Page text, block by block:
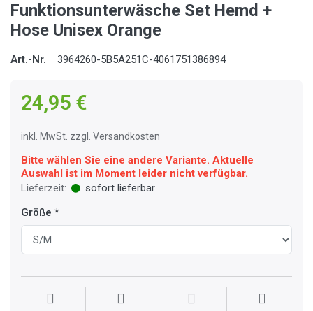
Funktionsunterwäsche Set Hemd +
Hose Unisex Orange
Art.-Nr. 3964260-5B5A251C-4061751386894
24,95 €
inkl. MwSt. zzgl. Versandkosten
Bitte wählen Sie eine andere Variante. Aktuelle
Auswahl ist im Moment leider nicht verfügbar.
Lieferzeit:
sofort lieferbar
Größe